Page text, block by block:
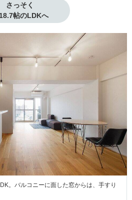
さっそく
帖のLDKへ
。バルコニーに面した窓からは、手すり